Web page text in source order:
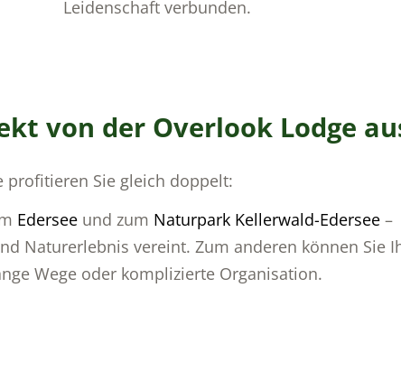
Leidenschaft verbunden.
von der Overlook Lodge
profitieren Sie gleich doppelt:
Edersee und zum Naturpark Kellerwald-Edersee –
Naturerlebnis vereint. Zum anderen können Sie
Wege oder komplizierte Organisation.